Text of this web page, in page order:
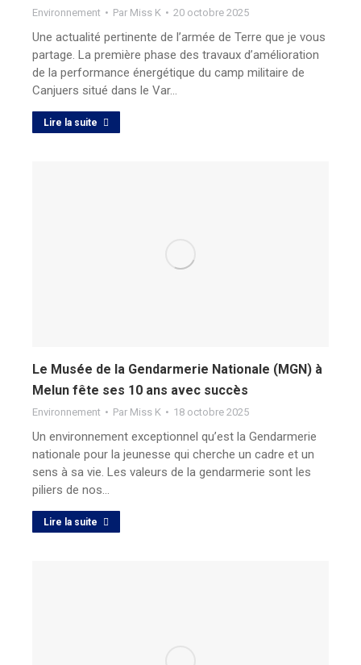
Environnement Par Miss K 20 octobre 2025
Une actualité pertinente de l’armée de Terre que je vous
partage. La première phase des travaux d’amélioration
de la performance énergétique du camp militaire de
Canjuers situé dans le Var…
Lire la suite
Le Musée de la Gendarmerie Nationale (MGN) à
Melun fête ses 10 ans avec succès
Environnement Par Miss K 18 octobre 2025
Un environnement exceptionnel qu’est la Gendarmerie
nationale pour la jeunesse qui cherche un cadre et un
sens à sa vie. Les valeurs de la gendarmerie sont les
piliers de nos…
Lire la suite